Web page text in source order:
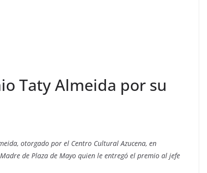
Taty Almeida por su
otorgado por el Centro Cultural Azucena, en
de Plaza de Mayo quien le entregó el premio al jefe